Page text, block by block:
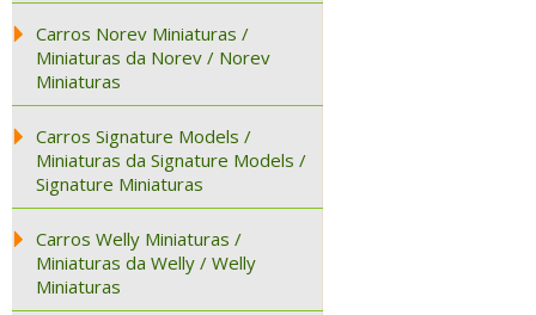
Carros Norev Miniaturas /
Miniaturas da Norev / Norev
Miniaturas
Carros Signature Models /
Miniaturas da Signature Models /
Signature Miniaturas
Carros Welly Miniaturas /
Miniaturas da Welly / Welly
Miniaturas